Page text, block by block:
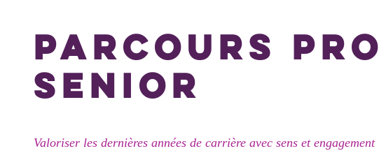
PARCOURS PRO
SENIOR
Valoriser les dernières années de carrière avec sens et engagement